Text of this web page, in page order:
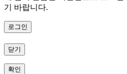
기 바랍니다.
로그인
닫기
확인